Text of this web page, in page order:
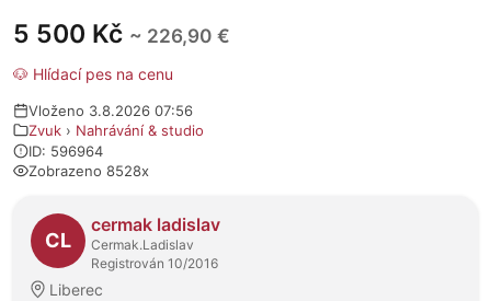
5 500 Kč ~ 226,90 €
🐶 Hlídací pes na cenu
Vloženo 3.8.2026 07:56
Zvuk › Nahrávání & studio
ID: 596964
Zobrazeno 8528x
O prodejci
CL
cermak ladislav
Cermak.Ladislav
Registrován 10/2016
Liberec